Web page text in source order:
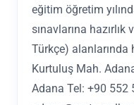
eğitim öğretim
sınavlarına
Türkçe) alanlarında
Kurtuluş Mah.
Adana Tel: +90 552